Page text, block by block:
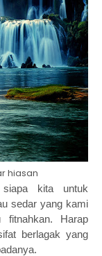
hiasan
kita untuk
sedar yang kami
Harap
berlagak yang